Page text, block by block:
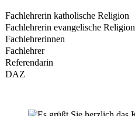
Fachlehrerin katholische Religion
Fachlehrerin evangelische Religion
Fachlehrerinnen
Fachlehrer
Referendarin
DAZ